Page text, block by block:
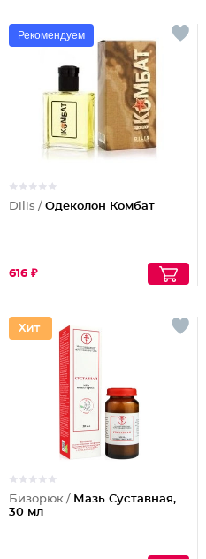
Рекомендуем
Dilis / Одеколон Комбат
616 ₽
Бизорюк / Мазь Суставная,
30 мл